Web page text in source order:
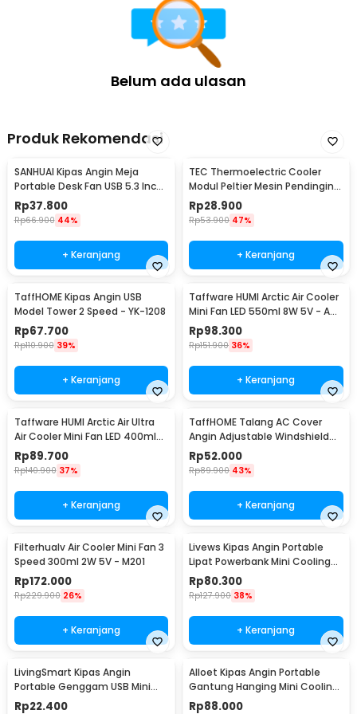
Belum ada ulasan
Produk Rekomendasi
SANHUAI Kipas Angin Meja
Portable Desk Fan USB 5.3 Inch
2.5W - A18
Rp37.800
Rp66.900 44%
+ Keranjang
TEC Thermoelectric Cooler
Modul Peltier Mesin Pendingin
92W 12V - TEC1-12706
Rp28.900
Rp53.900 47%
+ Keranjang
TaffHOME Kipas Angin USB
Model Tower 2 Speed - YK-1208
Rp67.700
Rp110.900 39%
+ Keranjang
Taffware HUMI Arctic Air Cooler
Mini Fan LED 550ml 8W 5V - AA-
MC4
Rp98.300
Rp151.900 36%
+ Keranjang
Taffware HUMI Arctic Air Ultra
Air Cooler Mini Fan LED 400ml
8W 5V - K-F009
Rp89.700
Rp140.900 37%
+ Keranjang
TaffHOME Talang AC Cover
Angin Adjustable Windshield
Deflector - WB588
Rp52.000
Rp89.900 43%
+ Keranjang
Filterhualv Air Cooler Mini Fan 3
Speed 300ml 2W 5V - M201
Rp172.000
Rp229.900 26%
+ Keranjang
Livews Kipas Angin Portable
Lipat Powerbank Mini Cooling
Fan 3000mAh - F3
Rp80.300
Rp127.900 38%
+ Keranjang
LivingSmart Kipas Angin
Portable Genggam USB Mini
Cooling Fan 1200mAh - SS-2
Rp22.400
Alloet Kipas Angin Portable
Gantung Hanging Mini Cooling
Fan 1800mAh - DQ203
Rp88.000